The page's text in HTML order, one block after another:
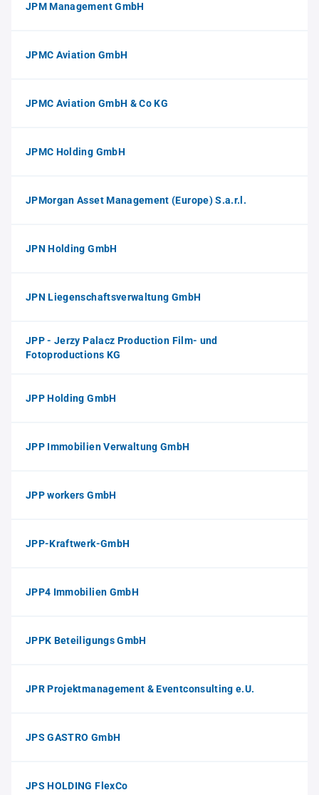
JPM Management GmbH
JPMC Aviation GmbH
JPMC Aviation GmbH & Co KG
JPMC Holding GmbH
JPMorgan Asset Management (Europe) S.a.r.l.
JPN Holding GmbH
JPN Liegenschaftsverwaltung GmbH
JPP - Jerzy Palacz Production Film- und
Fotoproductions KG
JPP Holding GmbH
JPP Immobilien Verwaltung GmbH
JPP workers GmbH
JPP-Kraftwerk-GmbH
JPP4 Immobilien GmbH
JPPK Beteiligungs GmbH
JPR Projektmanagement & Eventconsulting e.U.
JPS GASTRO GmbH
JPS HOLDING FlexCo